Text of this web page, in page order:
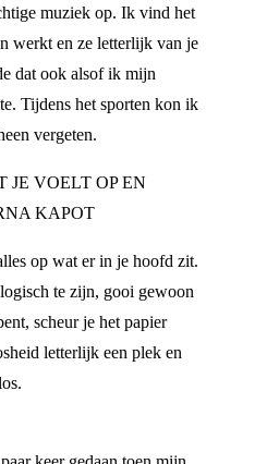
muziek op. Ik vind het
werkt en ze letterlijk van je
dat ook alsof ik mijn
Tijdens het sporten kon ik
vergeten.
JE VOELT OP EN
KAPOT
op wat er in je hoofd zit.
te zijn, gooi gewoon
scheur je het papier
letterlijk een plek en